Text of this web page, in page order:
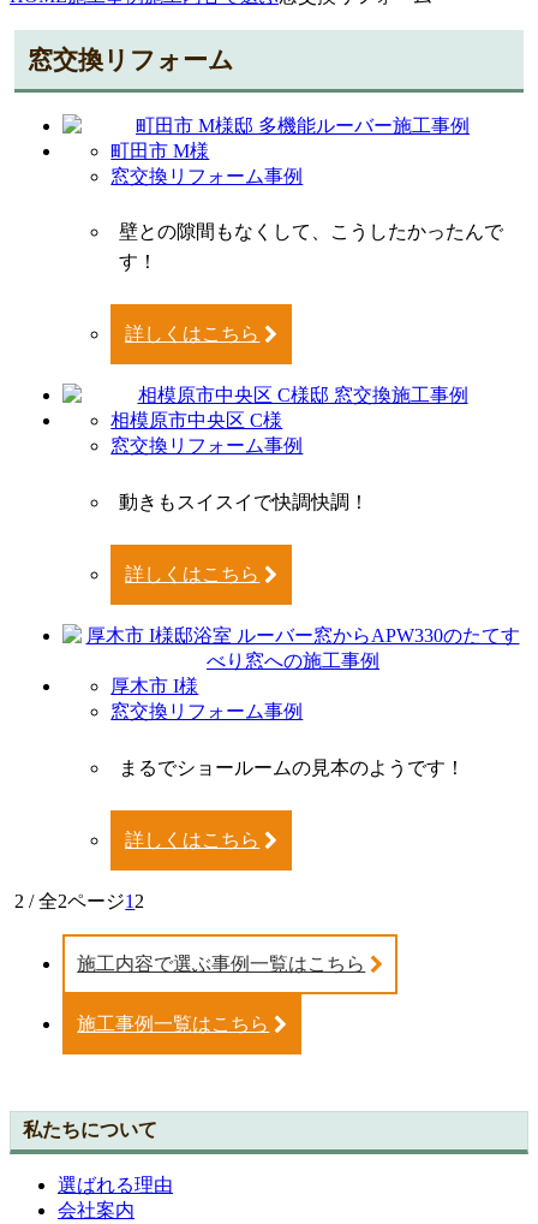
窓交換リフォーム
町田市 M様
窓交換リフォーム事例
壁との隙間もなくして、こうしたかったんで
す！
詳しくはこちら
相模原市中央区 C様
窓交換リフォーム事例
動きもスイスイで快調快調！
詳しくはこちら
厚木市 I様
窓交換リフォーム事例
まるでショールームの見本のようです！
詳しくはこちら
2 / 全2ページ1 2
施工内容で選ぶ事例一覧はこちら
施工事例一覧はこちら
私たちについて
選ばれる理由
会社案内